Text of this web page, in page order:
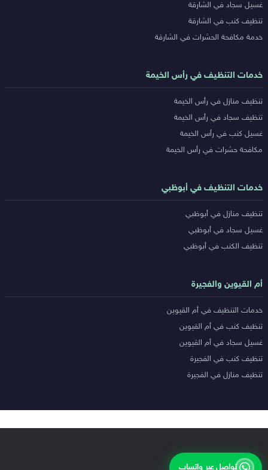
غسيل سجاد في الشارقة
تنظيف كنب في الشارقة
خدمة مكافحة الحشرات في الشارقة
خدمات التنظيف في رأس الخيمة
تنظيف منازل في رأس الخيمة
تنظيف سجاد في رأس الخيمة
غسيل كنب في رأس الخيمة
مكافحة حشرات في رأس الخيمة
خدمات التنظيف في أبوظبي
تنظيف منازل في أبوظبي
غسيل سجاد في أبوظبي
تنظيف الكنب في أبوظبي
أم القيوين والفجيرة
خدمات التنظيف في أم القيوين
تنظيف كنب في أم القيوين
غسيل سجاد في أم القيوين
تنظيف كنب في الفجيرة
تنظيف منازل في الفجيرة
تواصل عبر واتساب